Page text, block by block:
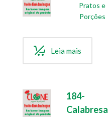
Pratos e
Porções
Leia mais
184-
Calabresa